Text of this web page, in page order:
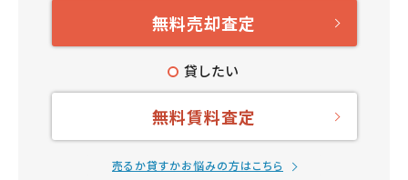
無料売却査定
貸したい
無料賃料査定
売るか貸すかお悩みの方はこちら